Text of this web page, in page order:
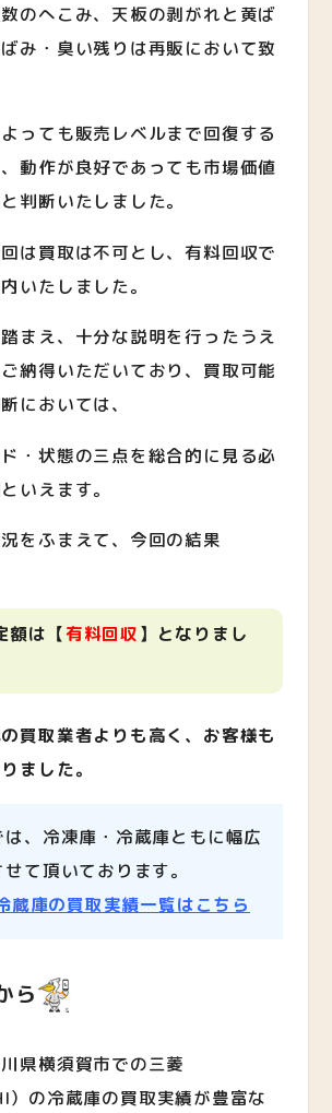
のへこみ、天板の剥がれと黄ば
み・臭い残りは再販において致
っても販売レベルまで回復する
動作が良好であっても市場価値
判断いたしました。
は買取は不可とし、有料回収で
いたしました。
まえ、十分な説明を行ったうえ
納得いただいており、買取可能
においては、
・状態の三点を総合的に見る必
いえます。
をふまえて、今回の結果
額は【有料回収】となりまし
買取業者よりも高く、お客様も
ました。
、冷凍庫・冷蔵庫ともに幅広
て頂いております。
蔵庫の買取実績一覧はこちら
ら
県横須賀市での三菱
）の冷蔵庫の買取実績が豊富な